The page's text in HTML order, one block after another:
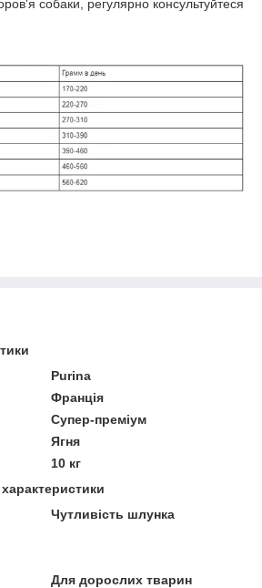
собаки, регулярно консультуйтеся
Purina
Франція
Супер-преміум
Ягня
10 кг
Чутливість шлунка
Для дорослих тварин